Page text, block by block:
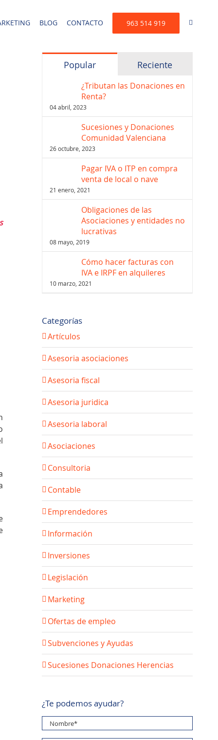
BLOG CONTACTO 963 514 919
Popular Reciente
¿Tributan las Donaciones en
Renta?
04 abril, 2023
Sucesiones y Donaciones
Comunidad Valenciana
26 octubre, 2023
Pagar IVA o ITP en compra
venta de local o nave
21 enero, 2021
Obligaciones de las
Asociaciones y entidades no
lucrativas
08 mayo, 2019
Cómo hacer facturas con
IVA e IRPF en alquileres
10 marzo, 2021
Categorías
Artículos
Asesoria asociaciones
Asesoria fiscal
Asesoria juridica
Asesoria laboral
Asociaciones
Consultoria
Contable
Emprendedores
Información
Inversiones
Legislación
Marketing
Ofertas de empleo
Subvenciones y Ayudas
Sucesiones Donaciones Herencias
¿Te podemos ayudar?